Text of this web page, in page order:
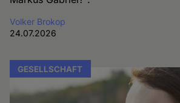
Volker Brokop
24.07.2026
GESELLSCHAFT